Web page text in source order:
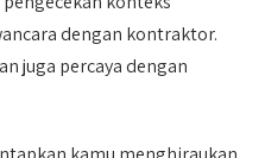
dengan kontraktor.
juga percaya dengan